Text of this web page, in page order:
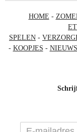
HOME -
SPELEN -
- KOOPJES -